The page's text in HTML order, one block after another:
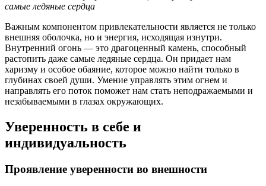
самые ледяные сердца
Важным компонентом привлекательности является не только
внешняя оболочка, но и энергия, исходящая изнутри.
Внутренний огонь — это драгоценный камень, способный
растопить даже самые ледяные сердца. Он придает нам
харизму и особое обаяние, которое можно найти только в
глубинах своей души. Умение управлять этим огнем и
направлять его поток поможет нам стать неподражаемыми и
незабываемыми в глазах окружающих.
Уверенность в себе и
индивидуальность
Проявление уверенности во внешности